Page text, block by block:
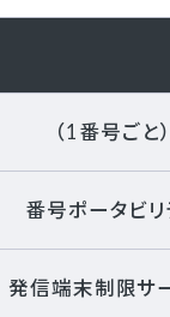
（1番号ごと）
番号ポータビリ
発信端末制限サ